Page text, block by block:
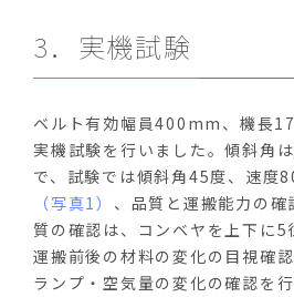
3．実機試験
ベルト有効幅員400mm、機長
実機試験を行いました。傾斜角
で、試験では傾斜角45度、速度
（写真1） 、品質と運搬能力の
質の確認は、コンベヤを上下に5
運搬前後の材料の変化の目視確
ランプ・空気量の変化の確認を